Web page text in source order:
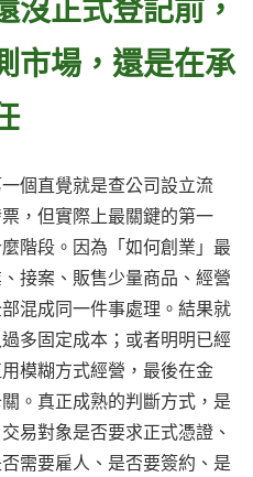
沒正式登記前，
市場，還是在承
個直覺就是查公司設立流
，但實際上最關鍵的第一
階段。因為「如何創業」最
接案、販售少量商品、經營
混成同一件事處理。結果就
多固定成本；或者明明已經
模糊方式經營，最後在金
。真正成熟的判斷方式，是
易對象是否要求正式憑證、
需要雇人、是否要簽約、是